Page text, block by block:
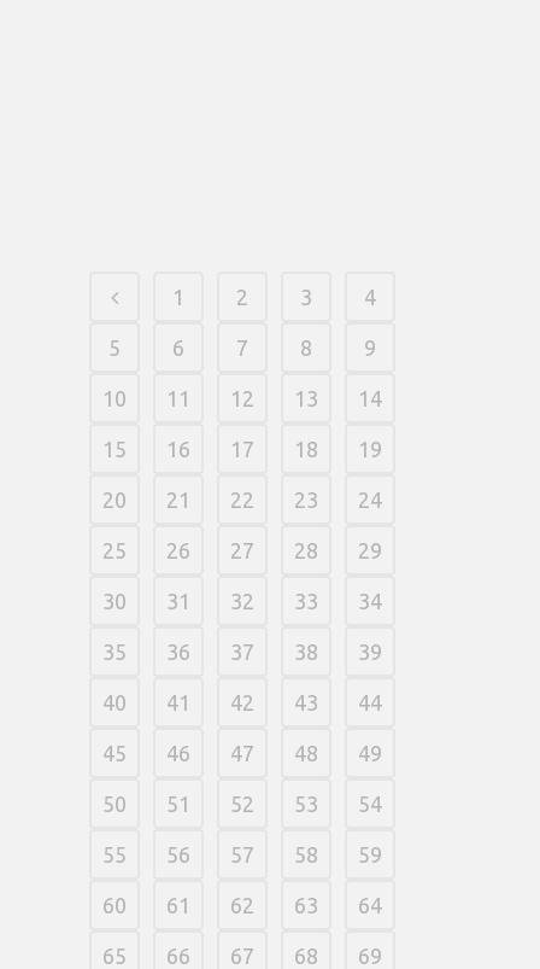
1 2 3 4
5 6 7 8 9
10 11 12 13 14
15 16 17 18 19
20 21 22 23 24
25 26 27 28 29
30 31 32 33 34
35 36 37 38 39
40 41 42 43 44
45 46 47 48 49
50 51 52 53 54
55 56 57 58 59
60 61 62 63 64
65 66 67 68 69